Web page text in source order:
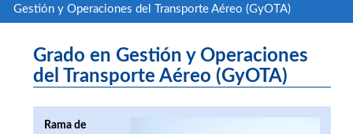
Gestión y Operaciones del Transporte Aéreo (GyOTA)
Grado en Gestión y Operaciones
del Transporte Aéreo (GyOTA)
Rama de